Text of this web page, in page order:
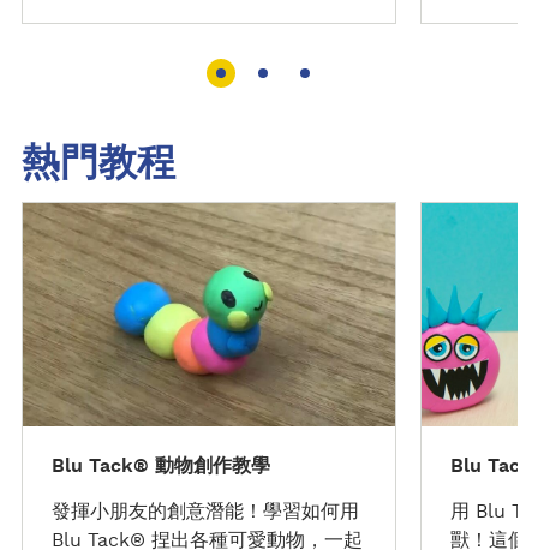
熱門教程
發
現
程
Blu Tack® 動物創作教學
發揮小朋友的創意潛能！學習如何用
Blu Tack® 捏出各種可愛動物，一起
程
Blu
用 Blu
獸！這個